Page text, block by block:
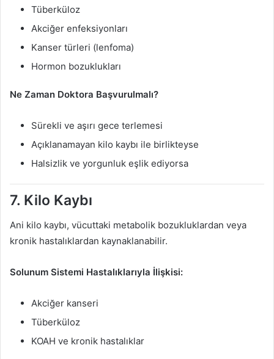
Tüberküloz
Akciğer enfeksiyonları
Kanser türleri (lenfoma)
Hormon bozuklukları
Ne Zaman Doktora Başvurulmalı?
Sürekli ve aşırı gece terlemesi
Açıklanamayan kilo kaybı ile birlikteyse
Halsizlik ve yorgunluk eşlik ediyorsa
7. Kilo Kaybı
Ani kilo kaybı, vücuttaki metabolik bozukluklardan veya
kronik hastalıklardan kaynaklanabilir.
Solunum Sistemi Hastalıklarıyla İlişkisi:
Akciğer kanseri
Tüberküloz
KOAH ve kronik hastalıklar